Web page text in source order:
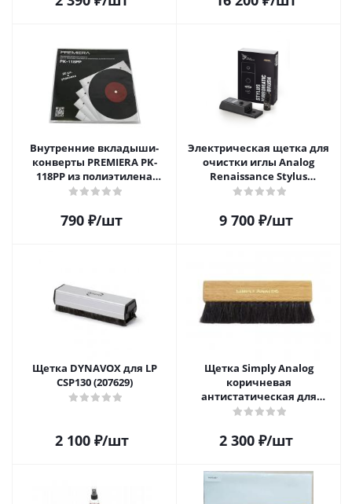
Внутренние вкладыши-
конверты PREMIERA PK-
118PP из полиэтилена
высокой плотности для 12"
шт.
790 ₽/шт
Электрическая щетка для
очистки иглы Analog
Renaissance Stylus
Vibromatic Pro-Brush
9 700₽/шт
Щетка DYNAVOX для LP
CSP130 (207629)
2 100₽/шт
Щетка Simply Analog
коричневая
антистатическая для
чистки виниловых
2 300₽/шт